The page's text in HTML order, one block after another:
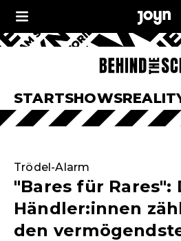
STARTSHOWS
Trödel-Alarm
"Bares für Rares":
Händler:innen
den